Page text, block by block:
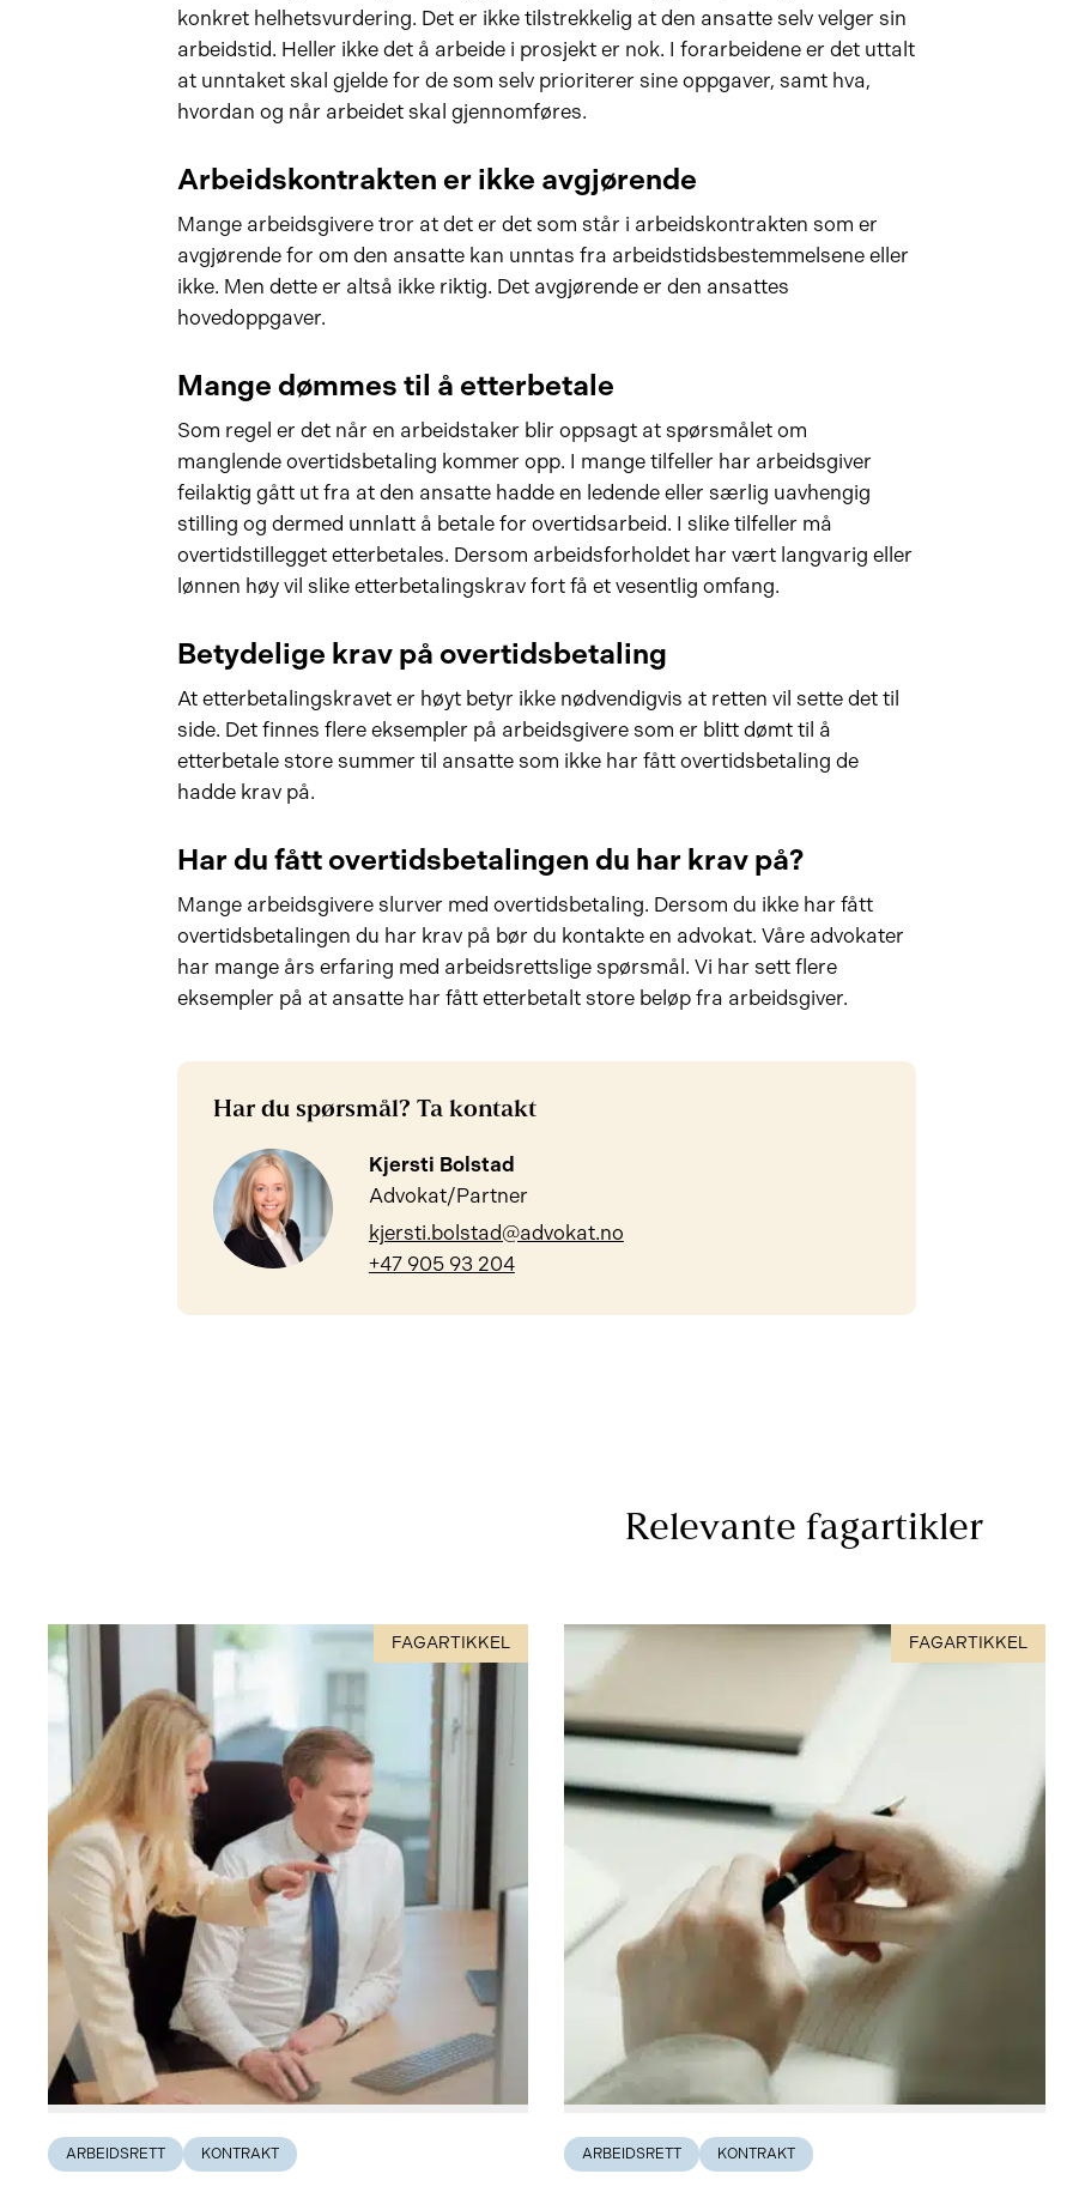
konkret helhetsvurdering. Det er ikke tilstrekkelig at den ansatte selv velger sin
arbeidstid. Heller ikke det å arbeide i prosjekt er nok. I forarbeidene er det uttalt
at unntaket skal gjelde for de som selv prioriterer sine oppgaver, samt hva,
hvordan og når arbeidet skal gjennomføres.
Arbeidskontrakten er ikke avgjørende
Mange arbeidsgivere tror at det er det som står i arbeidskontrakten som er
avgjørende for om den ansatte kan unntas fra arbeidstidsbestemmelsene eller
ikke. Men dette er altså ikke riktig. Det avgjørende er den ansattes
hovedoppgaver.
Mange dømmes til å etterbetale
Som regel er det når en arbeidstaker blir oppsagt at spørsmålet om
manglende overtidsbetaling kommer opp. I mange tilfeller har arbeidsgiver
feilaktig gått ut fra at den ansatte hadde en ledende eller særlig uavhengig
stilling og dermed unnlatt å betale for overtidsarbeid. I slike tilfeller må
overtidstillegget etterbetales. Dersom arbeidsforholdet har vært langvarig eller
lønnen høy vil slike etterbetalingskrav fort få et vesentlig omfang.
Betydelige krav på overtidsbetaling
At etterbetalingskravet er høyt betyr ikke nødvendigvis at retten vil sette det til
side. Det finnes flere eksempler på arbeidsgivere som er blitt dømt til å
etterbetale store summer til ansatte som ikke har fått overtidsbetaling de
hadde krav på.
Har du fått overtidsbetalingen du har krav på?
Mange arbeidsgivere slurver med overtidsbetaling. Dersom du ikke har fått
overtidsbetalingen du har krav på bør du kontakte en advokat. Våre advokater
har mange års erfaring med arbeidsrettslige spørsmål. Vi har sett flere
eksempler på at ansatte har fått etterbetalt store beløp fra arbeidsgiver.
Har du spørsmål? Ta kontakt
Kjersti Bolstad
Advokat/Partner
kjersti.bolstad@advokat.no
+47 905 93 204
Relevante fagartikler
FAGARTIKKEL
ARBEIDSRETT KONTRAKT
FAGARTIKKEL
ARBEIDSRETT KONTRAKT